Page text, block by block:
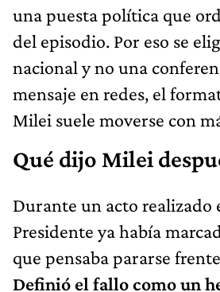
una puesta política que
del episodio. Por eso se
nacional y no una
mensaje en redes, el
Milei suele moverse con
Qué dijo Milei
Durante un acto realizado
Presidente ya había
que pensaba pararse
Definió el fallo como un